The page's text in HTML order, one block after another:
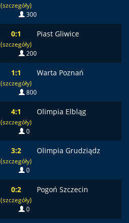
(szczegóły)
300
0:1
(szczegóły)
Piast Gliwice
200
1:1
(szczegóły)
Warta Poznań
800
4:1
(szczegóły)
Olimpia Elbląg
0
3:2
(szczegóły)
Olimpia Grudziądz
0
0:2
(szczegóły)
Pogoń Szczecin
0